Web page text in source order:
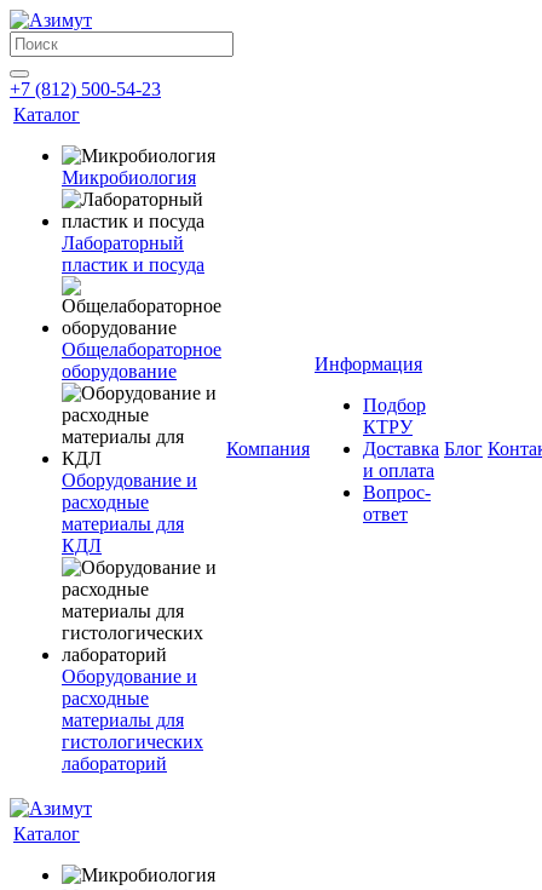
+7 (812) 500-54-23
Каталог
Микробиология
Лабораторный
пластик и посуда
Общелабораторное
оборудование
Оборудование и
расходные
материалы для
КДЛ
Оборудование и
расходные
материалы для
гистологических
лабораторий
Компания
Информация
Подбор
КТРУ
Доставка
и оплата
Вопрос-
ответ
Блог
Каталог